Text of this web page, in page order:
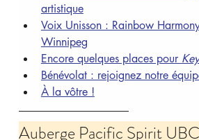
artistique
Voix Unisson : Rainbow
Winnipeg
Encore quelques places pour
Bénévolat : rejoignez notre
À la vôtre !
Auberge Pacific Spirit